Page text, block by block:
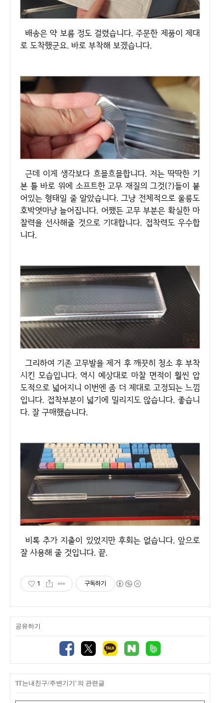
배송은 약 보름 정도 걸렸습니다. 주문한 제품이 제대
로 도착했군요. 바로 부착해 보겠습니다.
근데 이게 생각보다 흐믈흐믈합니다. 저는 딱딱한 기
본 틀 바로 위에 소프트한 고무 재질의 그것(?)들이 붙
어있는 형태일 줄 알았습니다. 그냥 전체적으로 울릉도
호박엿마냥 늘어집니다. 어쨌든 고무 부분은 확실한 마
찰력을 선사해줄 것으로 기대합니다. 접착력도 우수합
니다.
그리하여 기존 고무발을 제거 후 깨끗히 청소 후 부착
시킨 모습입니다. 역시 예상대로 마찰 면적이 훨씬 압
도적으로 넓어지니 이번엔 좀 더 제대로 고정되는 느낌
입니다. 접착부분이 넓기에 밀리지도 않습니다. 좋습니
다. 잘 구매했습니다.
비록 추가 지출이 있었지만 후회는 없습니다. 앞으로
잘 사용해 줄 것입니다. 끝.
1 구독하기
공유하기
'IT는내친구/주변기기' 의 관련글